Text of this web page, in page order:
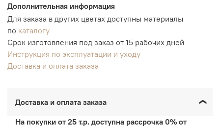
Дополнительная информация
Для заказа в других цветах доступны материалы
по каталогу
Срок изготовления под заказ от 15 рабочих дней
Инструкция по эксплуатации и уходу
Доставка и оплата заказа
Доставка и оплата заказа
На покупки от 25 т.р. доступна рассрочка 0% от